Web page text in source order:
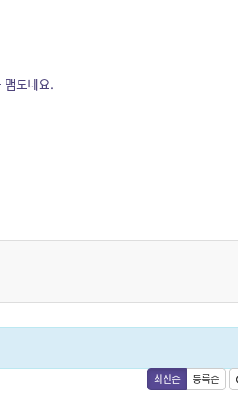
도네요.
최신순 등록순